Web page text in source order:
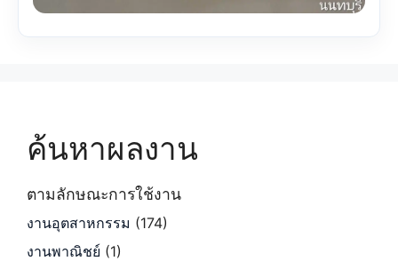
ค้นหาผลงาน
ตามลักษณะการใช้งาน
งานอุตสาหกรรม (174)
งานพาณิชย์ (1)